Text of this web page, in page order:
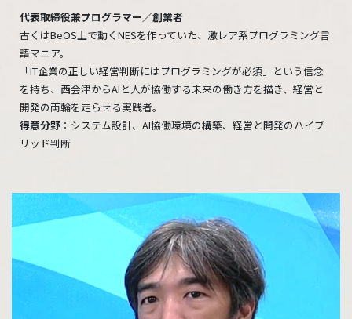
代表取締役兼プログラマー／創業者
古くはBeOS上で動くNESを作っていた、激レア系プログラミング言
語マニア。
「IT企業の正しい経営判断にはプログラミングが必須」という信念
を持ち、西会津からAIと人が協働する未来の働き方を描き、経営と
開発の両輪を走らせる実践者。
得意分野 ：システム設計、AI協働環境の構築、経営と開発のハイブ
リッド判断